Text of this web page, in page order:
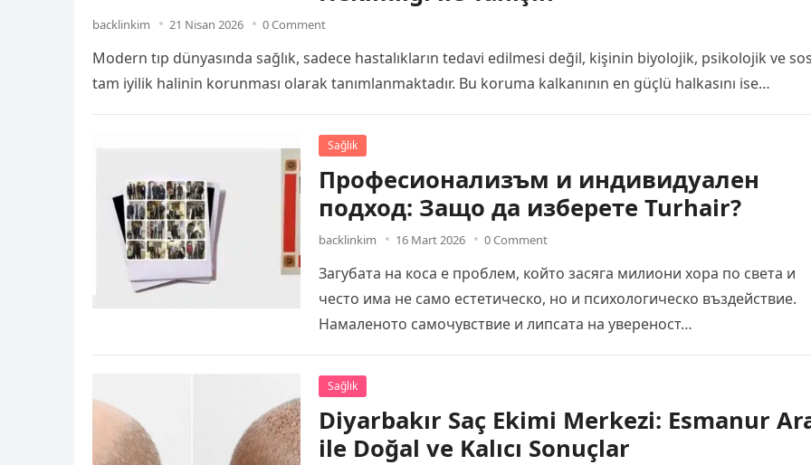
backlinkim 21 Nisan 2026 0 Comment
Modern tıp dünyasında sağlık, sadece hastalıkların tedavi edilmesi değil, kişinin biyolojik, psikolojik ve
tam iyilik halinin korunması olarak tanımlanmaktadır. Bu koruma kalkanının en güçlü halkasını ise…
Sağlık
Професионализъм и индивидуален
подход: Защо да изберете Turhair?
backlinkim 16 Mart 2026 0 Comment
Загубата на коса е проблем, който засяга милиони хора по света и
често има не само естетическо, но и психологическо въздействие.
Намаленото самочувствие и липсата на увереност…
Sağlık
Diyarbakır Saç Ekimi Merkezi: Esmanur
ile Doğal ve Kalıcı Sonuçlar